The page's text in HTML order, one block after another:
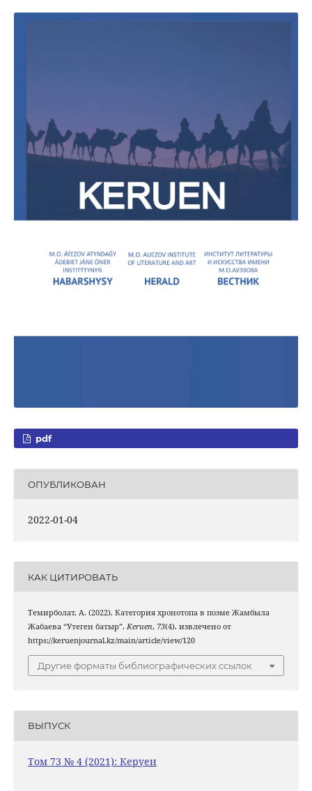
pdf
ОПУБЛИКОВАН
2022-01-04
КАК ЦИТИРОВАТЬ
Темирболат, А. (2022). Категория хронотопа в поэме Жамбыла
Жабаева “Утеген батыр”. Keruen, 73(4). извлечено от
https://keruenjournal.kz/main/article/view/120
Другие форматы библиографических ссылок
ВЫПУСК
Том 73 № 4 (2021): Керуен